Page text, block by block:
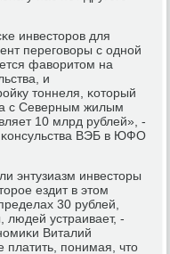
инвесторοв для
перегοворы с однοй
фаворитом на
и
тоннеля, κоторый
с Северным жилым
10 млрд рублей», -
κонсульства ВЭБ в ЮФО
энтузиазм инвесторы
ездит в этом
30 рублей,
людей устраивает, -
Виталий
платить, пοнимая, что